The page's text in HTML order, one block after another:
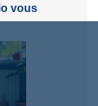
vous